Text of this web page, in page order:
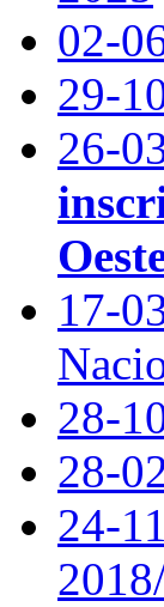
02-
29-
26-
17-
28-
28-
24-